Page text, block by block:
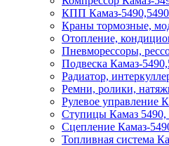
КПП Камаз-
Краны тормозные,
Отопление,
Пневморессоры,
Подвеска Камаз-
Радиатор,
Ремни, ролики,
Рулевое управление
Ступицы Камаз 5490,
Сцепление Камаз-
Топливная система